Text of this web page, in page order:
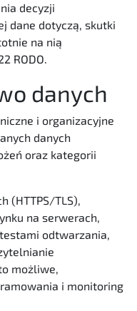
decyzji
dane dotyczą, skutki
na nią
RODO.
danych
i organizacyjne
danych
oraz kategorii
(HTTPS/TLS),
na serwerach,
odtwarzania,
możliwe,
i monitoring